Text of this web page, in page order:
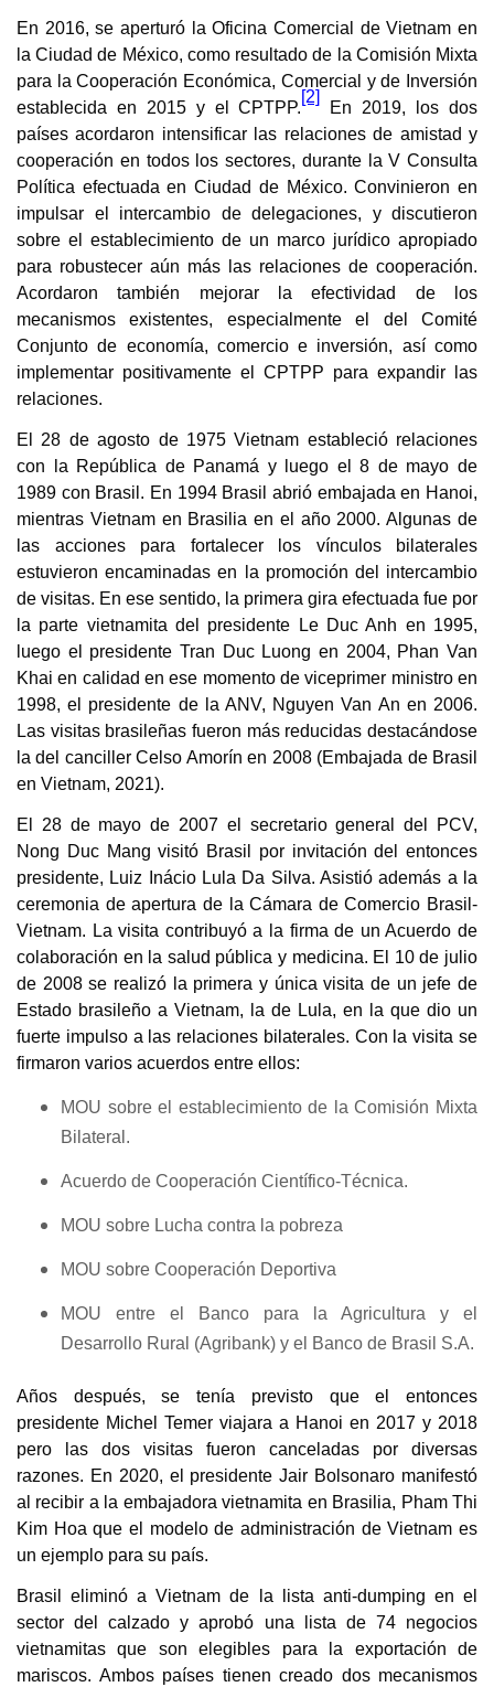
En 2016, se aperturó la Oficina Comercial de Vietnam en
la Ciudad de México, como resultado de la Comisión Mixta
para la Cooperación Económica, Comercial y de Inversión
establecida en 2015 y el CPTPP.
[2]
En 2019, los dos
países acordaron intensificar las relaciones de amistad y
cooperación en todos los sectores, durante la V Consulta
Política efectuada en Ciudad de México. Convinieron en
impulsar el intercambio de delegaciones, y discutieron
sobre el establecimiento de un marco jurídico apropiado
para robustecer aún más las relaciones de cooperación.
Acordaron también mejorar la efectividad de los
mecanismos existentes, especialmente el del Comité
Conjunto de economía, comercio e inversión, así como
implementar positivamente el CPTPP para expandir las
relaciones.
El 28 de agosto de 1975 Vietnam estableció relaciones
con la República de Panamá y luego el 8 de mayo de
1989 con Brasil. En 1994 Brasil abrió embajada en Hanoi,
mientras Vietnam en Brasilia en el año 2000. Algunas de
las acciones para fortalecer los vínculos bilaterales
estuvieron encaminadas en la promoción del intercambio
de visitas. En ese sentido, la primera gira efectuada fue por
la parte vietnamita del presidente Le Duc Anh en 1995,
luego el presidente Tran Duc Luong en 2004, Phan Van
Khai en calidad en ese momento de viceprimer ministro en
1998, el presidente de la ANV, Nguyen Van An en 2006.
Las visitas brasileñas fueron más reducidas destacándose
la del canciller Celso Amorín en 2008 (Embajada de Brasil
en Vietnam, 2021).
El 28 de mayo de 2007 el secretario general del PCV,
Nong Duc Mang visitó Brasil por invitación del entonces
presidente, Luiz Inácio Lula Da Silva. Asistió además a la
ceremonia de apertura de la Cámara de Comercio Brasil-
Vietnam. La visita contribuyó a la firma de un Acuerdo de
colaboración en la salud pública y medicina. El 10 de julio
de 2008 se realizó la primera y única visita de un jefe de
Estado brasileño a Vietnam, la de Lula, en la que dio un
fuerte impulso a las relaciones bilaterales. Con la visita se
firmaron varios acuerdos entre ellos:
MOU sobre el establecimiento de la Comisión Mixta
Bilateral.
Acuerdo de Cooperación Científico-Técnica.
MOU sobre Lucha contra la pobreza
MOU sobre Cooperación Deportiva
MOU entre el Banco para la Agricultura y el
Desarrollo Rural (Agribank) y el Banco de Brasil S.A.
Años después, se tenía previsto que el entonces
presidente Michel Temer viajara a Hanoi en 2017 y 2018
pero las dos visitas fueron canceladas por diversas
razones. En 2020, el presidente Jair Bolsonaro manifestó
al recibir a la embajadora vietnamita en Brasilia, Pham Thi
Kim Hoa que el modelo de administración de Vietnam es
un ejemplo para su país.
Brasil eliminó a Vietnam de la lista anti-dumping en el
sector del calzado y aprobó una lista de 74 negocios
vietnamitas que son elegibles para la exportación de
mariscos. Ambos países tienen creado dos mecanismos